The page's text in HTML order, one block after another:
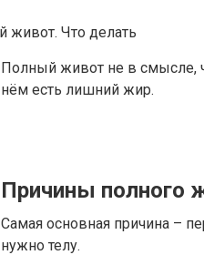
Полный живот не в смысле,
нём есть лишний жир.
Причины полного
Самая основная причина –
нужно телу.